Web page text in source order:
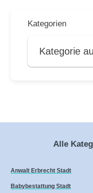
Kategorien
Alle
Anwalt Erbrecht Stadt
Babybestattung Stadt